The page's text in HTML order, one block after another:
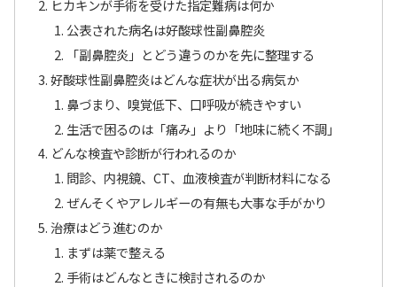
ヒカキンが手術を受けた指定難病は何か
公表された病名は好酸球性副鼻腔炎
「副鼻腔炎」とどう違うのかを先に整理する
好酸球性副鼻腔炎はどんな症状が出る病気か
鼻づまり、嗅覚低下、口呼吸が続きやすい
生活で困るのは「痛み」より「地味に続く不調」
どんな検査や診断が行われるのか
問診、内視鏡、CT、血液検査が判断材料になる
ぜんそくやアレルギーの有無も大事な手がかり
治療はどう進むのか
まずは薬で整える
手術はどんなときに検討されるのか